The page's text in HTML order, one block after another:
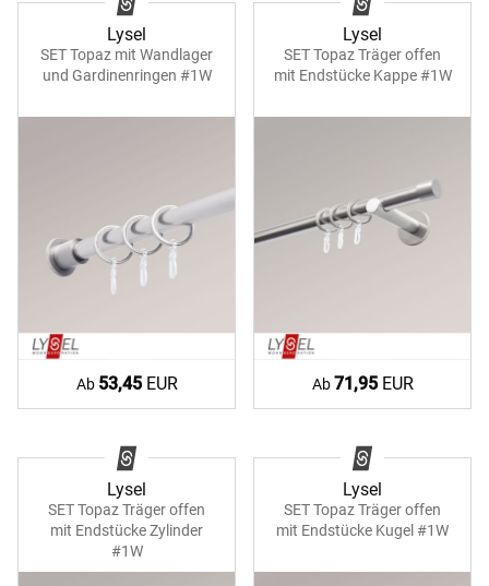
Lysel
SET Topaz mit Wandlager
und Gardinenringen #1W
Ab 53,45EUR
Lysel
SET Topaz Träger offen
mit Endstücke Kappe #1W
Ab71,95EUR
Lysel
SET Topaz Träger offen
mit Endstücke Zylinder
#1W
Lysel
SET Topaz Träger offen
mit Endstücke Kugel #1W